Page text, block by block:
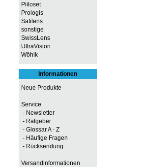
Piiloset
Prologis
Safilens
sonstige
SwissLens
UltraVision
Wöhlk
Informationen
Neue Produkte
Service
- Newsletter
- Ratgeber
- Glossar A - Z
- Häufige Fragen
- Rücksendung
Versandinformationen